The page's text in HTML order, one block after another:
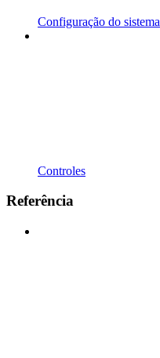
Configuração do sistema
Controles
Referência